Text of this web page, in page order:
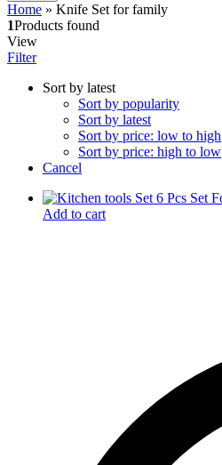
Home » Knife Set for family
1Products found
View
Filter
Sort by latest
Sort by popularity
Sort by latest
Sort by price: low to high
Sort by price: high to low
Cancel
Add to cart